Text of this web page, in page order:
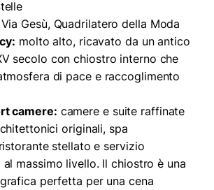
Via Gesù, Quadrilatero della Moda
molto alto, ricavato da un antico
secolo con chiostro interno che
di pace e raccoglimento
camere: camere e suite raffinate
originali, spa
stellato e servizio
massimo livello. Il chiostro è una
perfetta per una cena